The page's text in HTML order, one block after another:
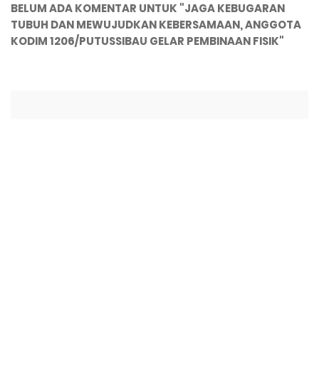
BELUM ADA KOMENTAR UNTUK "JAGA KEBUGARAN
TUBUH DAN MEWUJUDKAN KEBERSAMAAN, ANGGOTA
KODIM 1206/PUTUSSIBAU GELAR PEMBINAAN FISIK"